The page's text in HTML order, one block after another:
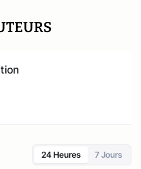
24 Heures 7 Jours